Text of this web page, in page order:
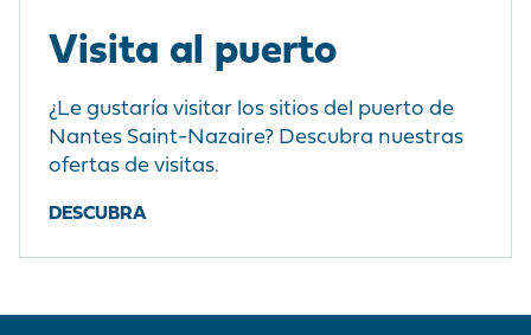
Visita al puerto
¿Le gustaría visitar los sitios del puerto de
Nantes Saint-Nazaire? Descubra nuestras
ofertas de visitas.
DESCUBRA